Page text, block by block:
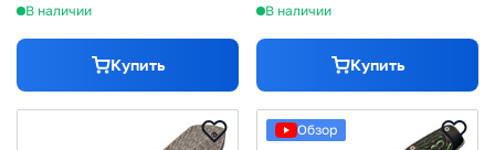
В наличии
Купить
В наличии
Купить
Обзор